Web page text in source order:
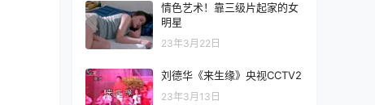
情色艺术！靠三级片起家的女
明星
23年3月22日
刘德华《来生缘》央视CCTV2
23年3月13日